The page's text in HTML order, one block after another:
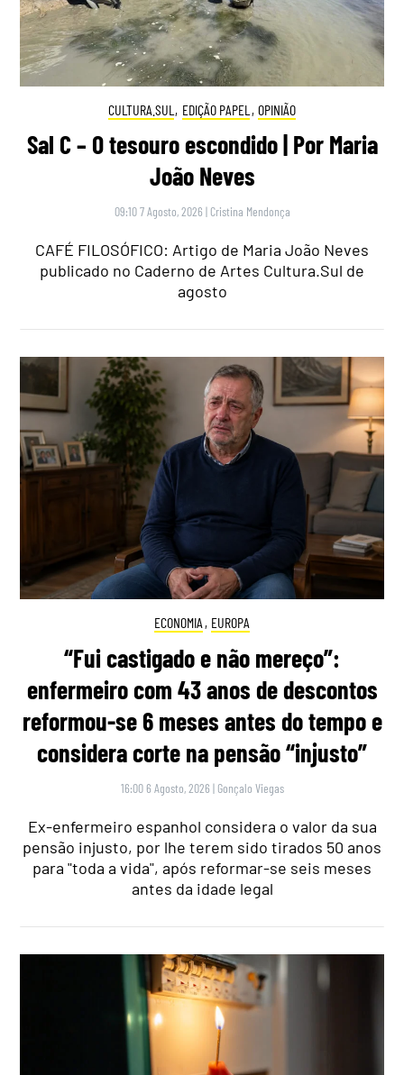
CULTURA.SUL , EDIÇÃO PAPEL , OPINIÃO
Sal C – O tesouro escondido | Por Maria
João Neves
09:10 7 Agosto, 2026 | Cristina Mendonça
CAFÉ FILOSÓFICO: Artigo de Maria João Neves
publicado no Caderno de Artes Cultura.Sul de
agosto
ECONOMIA , EUROPA
“Fui castigado e não mereço”:
enfermeiro com 43 anos de descontos
reformou-se 6 meses antes do tempo e
considera corte na pensão “injusto”
16:00 6 Agosto, 2026 | Gonçalo Viegas
Ex-enfermeiro espanhol considera o valor da sua
pensão injusto, por lhe terem sido tirados 50 anos
para "toda a vida", após reformar-se seis meses
antes da idade legal